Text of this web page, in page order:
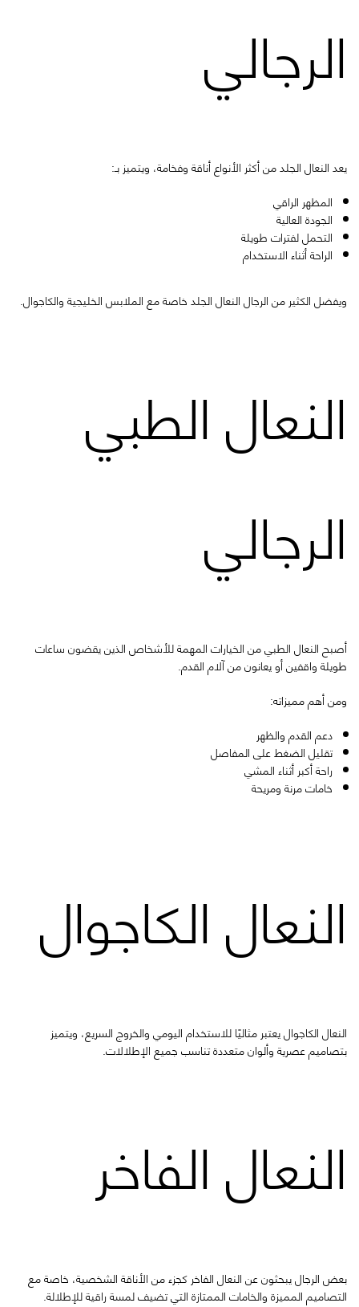
الرجالي
يعد النعال الجلد من أكثر الأنواع أناقة وفخامة، ويتميز بـ:
المظهر الراقي
الجودة العالية
التحمل لفترات طويلة
الراحة أثناء الاستخدام
ويفضل الكثير من الرجال النعال الجلد خاصة مع الملابس الخليجية والكاجوال.
النعال الطبي
الرجالي
أصبح النعال الطبي من الخيارات المهمة للأشخاص الذين يقضون ساعات
طويلة واقفين أو يعانون من آلام القدم.
ومن أهم مميزاته:
دعم القدم والظهر
تقليل الضغط على المفاصل
راحة أكبر أثناء المشي
خامات مرنة ومريحة
النعال الكاجوال
النعال الكاجوال يعتبر مثاليًا للاستخدام اليومي والخروج السريع، ويتميز
بتصاميم عصرية وألوان متعددة تناسب جميع الإطلالات.
النعال الفاخر
بعض الرجال يبحثون عن النعال الفاخر كجزء من الأناقة الشخصية، خاصة مع
التصاميم المميزة والخامات الممتازة التي تضيف لمسة راقية للإطلالة.